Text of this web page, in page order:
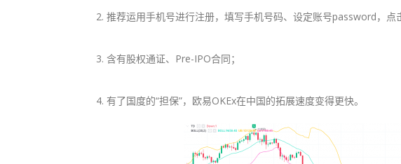
推荐运用手机号进行注册，填写手机号码、设定账号password，点
含有股权通证、Pre-IPO合同；
有了国度的“担保”，欧易OKEx在中国的拓展速度变得更快。